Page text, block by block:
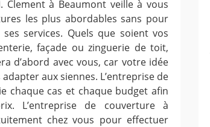
Clement à Beaumont veille à vous
les plus abordables sans pour
services. Quels que soient vos
façade ou zinguerie de toit,
d’abord avec vous, car votre idée
aux siennes. L’entreprise de
chaque cas et chaque budget afin
L’entreprise de couverture à
chez vous pour effectuer